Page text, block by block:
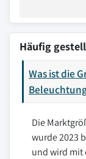
Häufig
Was ist die
Die
wurde 2023
und wird mit